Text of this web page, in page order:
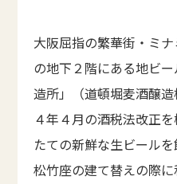
大阪屈指の繁華街・ミ
の地下２階にある地ビ
造所」（道頓堀麦酒醸
４年４月の酒税法改正
たての新鮮な生ビールを
松竹座の建て替えの際